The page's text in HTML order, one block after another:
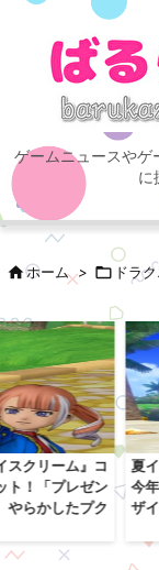
ゲームニュースやゲ
に
ホーム >  ドラ
スクリーム』コ
ト！「プレゼン
やらかしたプク
夏
今
ザ